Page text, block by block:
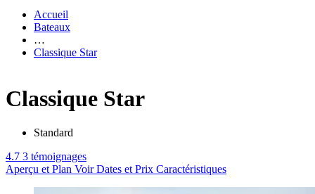
Accueil
Bateaux
…
Classique Star
Classique Star
Standard
4.7 3 témoignages
Aperçu et Plan Voir Dates et Prix Caractéristiques